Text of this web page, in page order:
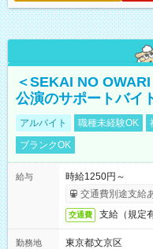
＜SEKAI NO
公演のサポートバイ
アルバイト 職種未経験OK
ブランクOK
給与
時給1250円～
交通費別途支給
交通費 支給（規定
勤務地
東京都文京区